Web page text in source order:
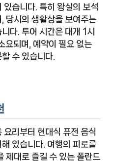
있습니다. 특히 왕실의 보석
당시의 생활상을 보여주는
다. 투어 시간은 대개 1시
요되며, 예약이 필요 없는
수 있습니다.
리부터 현대식 퓨전 음식
있습니다. 여행의 피로를
제대로 즐길 수 있는 폴란드